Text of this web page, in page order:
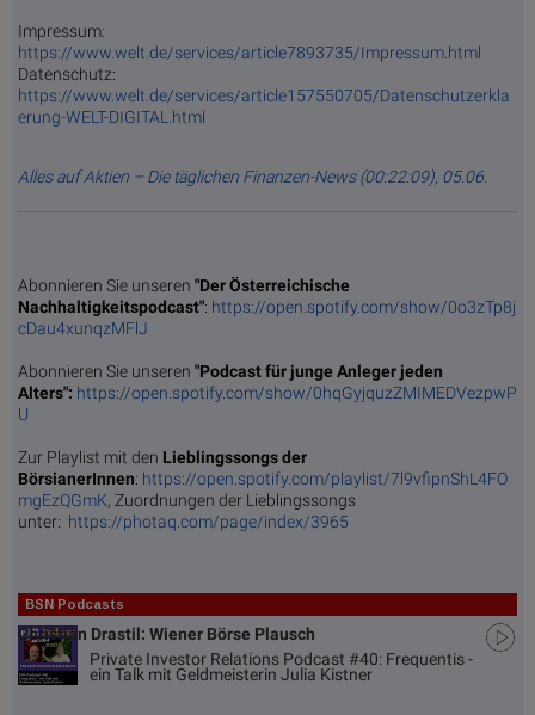
Impressum:
https://www.welt.de/services/article7893735/Impressum.html
Datenschutz:
https://www.welt.de/services/article157550705/Datenschutzerkla
erung-WELT-DIGITAL.html
Alles auf Aktien – Die täglichen Finanzen-News (00:22:09), 05.06.
Abonnieren Sie unseren "Der Österreichische
Nachhaltigkeitspodcast": https://open.spotify.com/show/0o3zTp8j
cDau4xunqzMFlJ
Abonnieren Sie unseren "Podcast für junge Anleger jeden
Alters": https://open.spotify.com/show/0hqGyjquzZMIMEDVezpwP
U
Zur Playlist mit den Lieblingssongs der
BörsianerInnen: https://open.spotify.com/playlist/7l9vfipnShL4FO
mgEzQGmK, Zuordnungen der Lieblingssongs
unter: https://photaq.com/page/index/3965
BSN Podcasts
Christian Drastil: Wiener Börse Plausch
Private Investor Relations Podcast #40: Frequentis -
ein Talk mit Geldmeisterin Julia Kistner